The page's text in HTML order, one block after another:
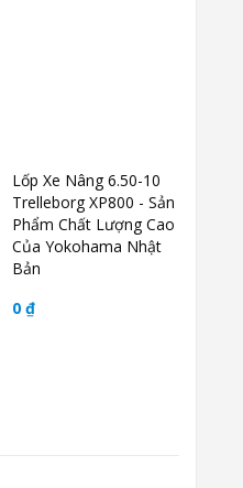
Lốp Xe Nâng 6.50-10
Trelleborg XP800 - Sản
Phẩm Chất Lượng Cao
Của Yokohama Nhật
Bản
0 ₫